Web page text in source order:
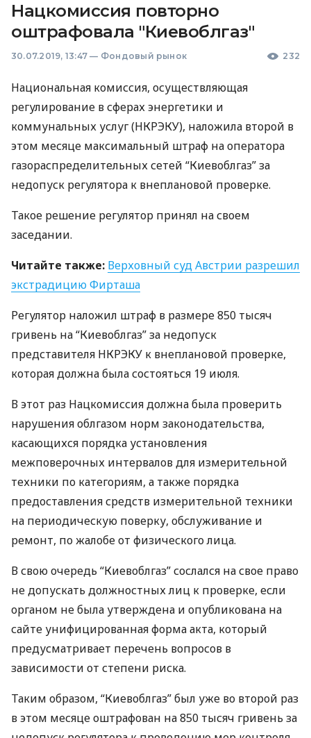
Нацкомиссия повторно
оштрафовала "Киевоблгаз"
30.07.2019, 13:47 — Фондовый рынок 232
Национальная комиссия, осуществляющая
регулирование в сферах энергетики и
коммунальных услуг (НКРЭКУ), наложила второй в
этом месяце максимальный штраф на оператора
газораспределительных сетей “Киевоблгаз” за
недопуск регулятора к внеплановой проверке.
Такое решение регулятор принял на своем
заседании.
Читайте также: Верховный суд Австрии разрешил
экстрадицию Фирташа
Регулятор наложил штраф в размере 850 тысяч
гривень на “Киевоблгаз” за недопуск
представителя НКРЭКУ к внеплановой проверке,
которая должна была состояться 19 июля.
В этот раз Нацкомиссия должна была проверить
нарушения облгазом норм законодательства,
касающихся порядка установления
межповерочных интервалов для измерительной
техники по категориям, а также порядка
предоставления средств измерительной техники
на периодическую поверку, обслуживание и
ремонт, по жалобе от физического лица.
В свою очередь “Киевоблгаз” сослался на свое право
не допускать должностных лиц к проверке, если
органом не была утверждена и опубликована на
сайте унифицированная форма акта, который
предусматривает перечень вопросов в
зависимости от степени риска.
Таким образом, “Киевоблгаз” был уже во второй раз
в этом месяце оштрафован на 850 тысяч гривень за